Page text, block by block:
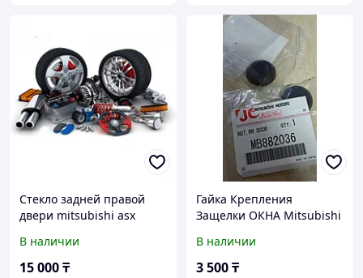
Стекло задней правой
двери mitsubishi asx
В наличии
15 000₸
Гайка Крепления
Защелки ОКНА Mitsubishi
Delica, L400, RVR Делика
В наличии
3 500₸